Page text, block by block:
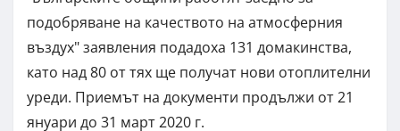
подобряване на качеството на атмосферния
въздух" заявления подадоха 131 домакинства,
като над 80 от тях ще получат нови отоплителни
уреди. Приемът на документи продължи от 21
януари до 31 март 2020 г.